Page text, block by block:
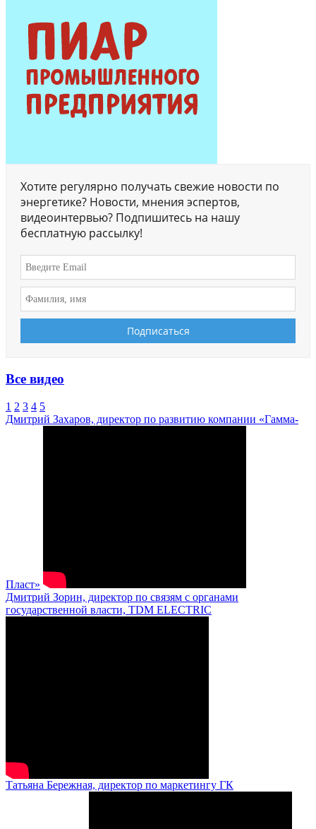
Хотите регулярно получать свежие новости по
энергетике? Новости, мнения эспертов,
видеоинтервью? Подпишитесь на нашу
бесплатную рассылку!
Все видео
1 2 3 4 5
Дмитрий Захаров, директор по развитию компании «Гамма-
Пласт»
Дмитрий Зорин, директор по связям с органами
государственной власти, TDM ELECTRIC
Татьяна Бережная, директор по маркетингу ГК